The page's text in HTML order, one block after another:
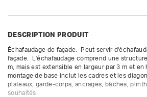
DESCRIPTION PRODUIT
Échafaudage de façade.  Peut servir
façade.  L'échafaudage comprend une
m, mais est extensible en largeur par 3 m et en
montage de base inclut les cadres et les
plateaux, garde-corps, ancrages, bâches,
souhaités.